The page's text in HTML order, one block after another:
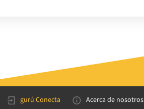
gurú Conecta Acerca de nosotros